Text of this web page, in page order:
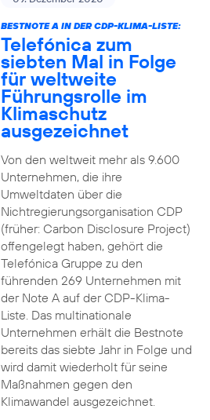
BESTNOTE A IN DER CDP-KLIMA-LISTE:
Telefónica zum
siebten Mal in Folge
für weltweite
Führungsrolle im
Klimaschutz
ausgezeichnet
Von den weltweit mehr als 9.600
Unternehmen, die ihre
Umweltdaten über die
Nichtregierungsorganisation CDP
(früher: Carbon Disclosure Project)
offengelegt haben, gehört die
Telefónica Gruppe zu den
führenden 269 Unternehmen mit
der Note A auf der CDP-Klima-
Liste. Das multinationale
Unternehmen erhält die Bestnote
bereits das siebte Jahr in Folge und
wird damit wiederholt für seine
Maßnahmen gegen den
Klimawandel ausgezeichnet.